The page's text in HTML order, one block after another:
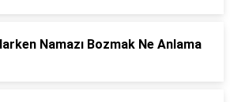
Namazı Bozmak Ne Anlama